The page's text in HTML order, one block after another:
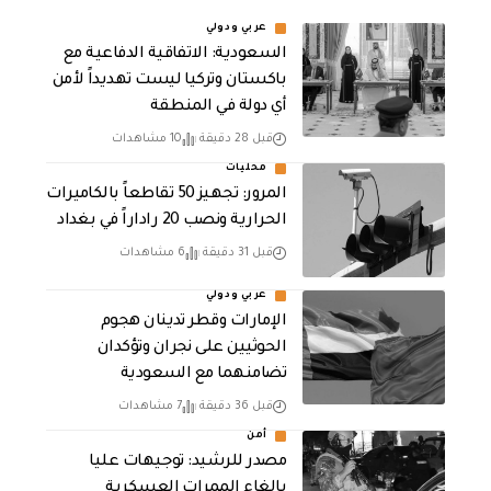
عربي ودولي
السعودية: الاتفاقية الدفاعية مع
باكستان وتركيا ليست تهديداً لأمن
أي دولة في المنطقة
قبل 28 دقيقة 10 مشاهدات
محليات
المرور: تجهيز 50 تقاطعاً بالكاميرات
الحرارية ونصب 20 راداراً في بغداد
قبل 31 دقيقة 6 مشاهدات
عربي ودولي
الإمارات وقطر تدينان هجوم
الحوثيين على نجران وتؤكدان
تضامنهما مع السعودية
قبل 36 دقيقة 7 مشاهدات
أمن
مصدر للرشيد: توجيهات عليا